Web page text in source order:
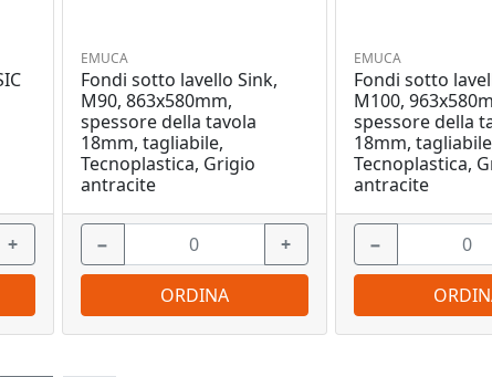
+
EMUCA
Fondi sotto lavello Sink,
M90, 863x580mm,
spessore della tavola
18mm, tagliabile,
Tecnoplastica, Grigio
antracite
− +
ORDINA
EMUCA
Fondi sotto
M100,
spessore della
18mm,
Tecnoplastica,
antracite
−